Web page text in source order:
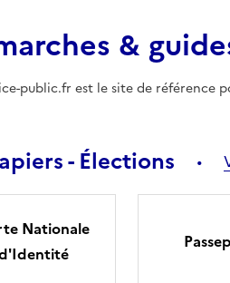
&
public.fr est le site de référence
- Élections
Nationale